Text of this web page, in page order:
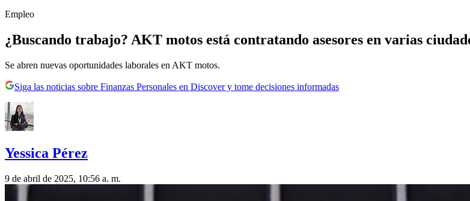
Empleo
¿Buscando trabajo? AKT motos está contratando asesores en varias
Se abren nuevas oportunidades laborales en AKT motos.
Siga las noticias sobre Finanzas Personales en Discover y tome decisiones informadas
Yessica Pérez
9 de abril de 2025, 10:56 a. m.